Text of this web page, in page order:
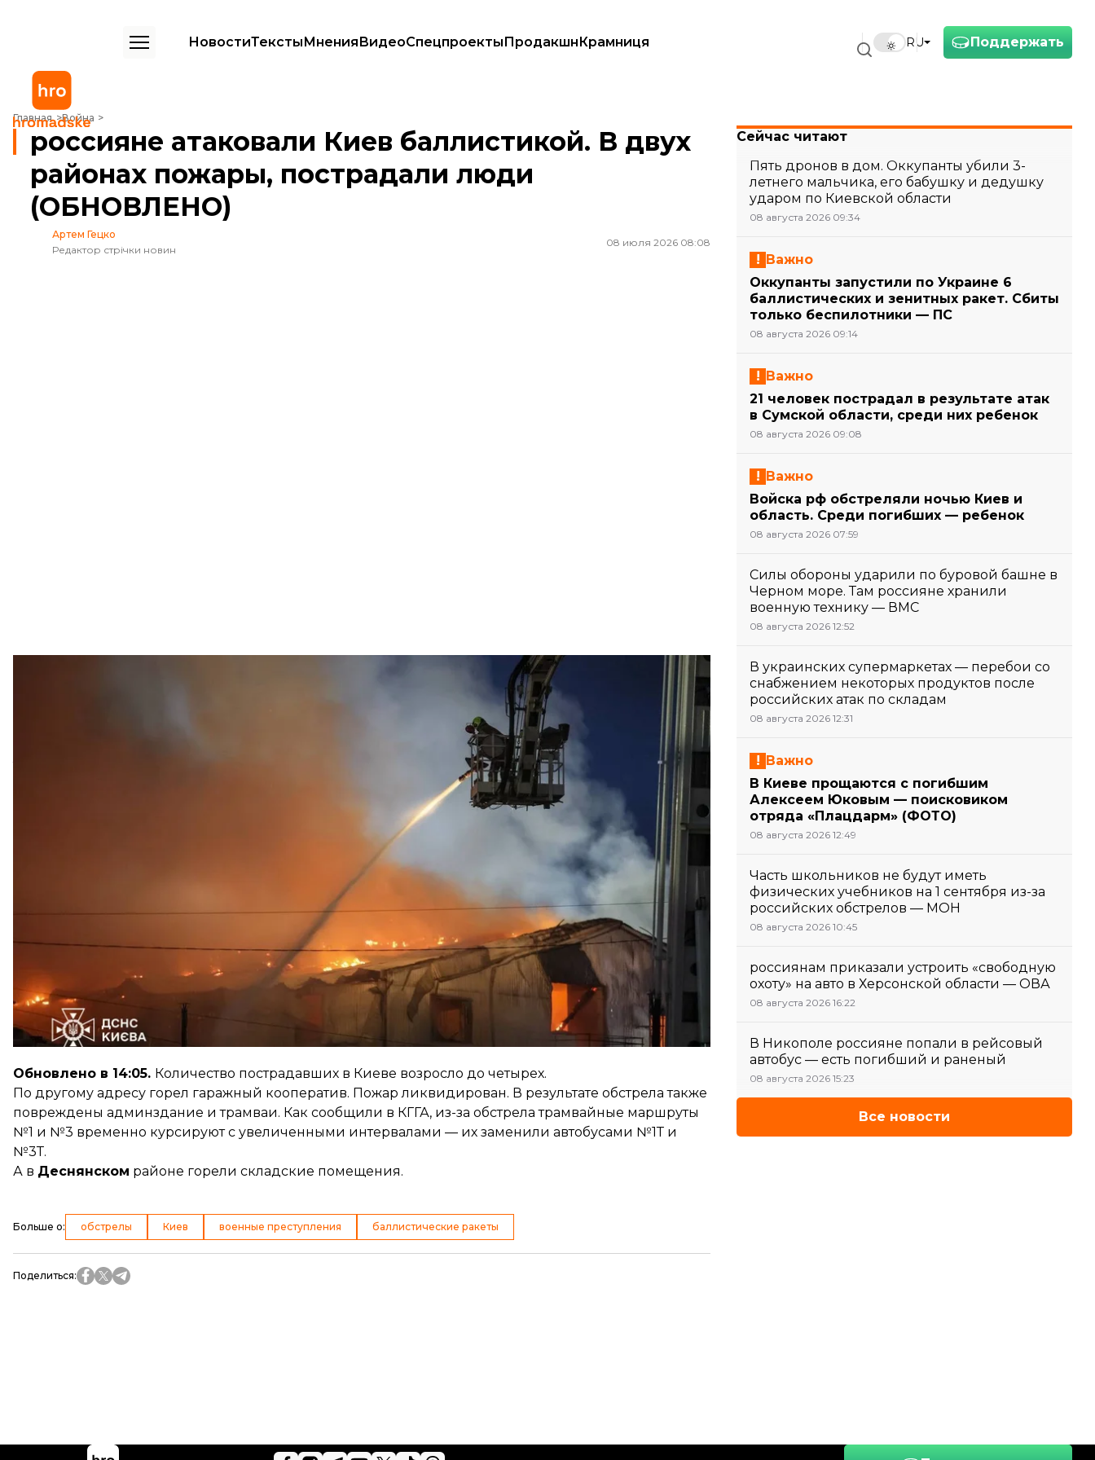
Поддержать
RU
НовостиТекстыМненияВидеоСпецпроектыПродакшнКрамниця
Главная Война
россияне атаковали Киев баллистикой. В двух районах пожары, пострадали люди (ОБНОВЛЕНО)
россияне атаковали Киев баллистикой. В двух
районах пожары, пострадали люди
(ОБНОВЛЕНО)
Артем Гецко
Редактор стрічки новин
08 июля 2026 08:08
Последствия российского ракетного удара по Киеву, 8 июля 2026 года
В ночь на 8 июля российские войска атаковали Киев баллистическими ракетами, в результате чего
районе зафиксировано возгорание в административном здании и складских
помещениях. Здесь пострадали два человека, один из них госпитализирован.
сообщил
, что в результате атаки на Киев
во время тушения пожаров.
Обновлено в 14:05. Количество пострадавших в Киеве возросло до четырех.
По другому адресу горел гаражный кооператив. Пожар ликвидирован. В результате обстрела также
повреждены админздание и трамваи. Как сообщили в КГГА, из-за обстрела трамвайные маршруты
№1 и №3 временно курсируют с увеличенными интервалами — их заменили автобусами №1Т и
№3Т.
А в Деснянском районе горели складские помещения.
Больше о: обстрелы Киев военные преступления баллистические ракеты
Поделиться:
Сейчас читают
Пять дронов в дом. Оккупанты убили 3-
летнего мальчика, его бабушку и дедушку
ударом по Киевской области
08 августа 2026 09:34
Важно
Оккупанты запустили по Украине 6
баллистических и зенитных ракет. Сбиты
только беспилотники — ПС
08 августа 2026 09:14
Важно
21 человек пострадал в результате атак
в Сумской области, среди них ребенок
08 августа 2026 09:08
Важно
Войска рф обстреляли ночью Киев и
область. Среди погибших — ребенок
08 августа 2026 07:59
Силы обороны ударили по буровой башне в
Черном море. Там россияне хранили
военную технику — ВМС
08 августа 2026 12:52
В украинских супермаркетах — перебои со
снабжением некоторых продуктов после
российских атак по складам
08 августа 2026 12:31
Важно
В Киеве прощаются с погибшим
Алексеем Юковым — поисковиком
отряда «Плацдарм» (ФОТО)
08 августа 2026 12:49
Часть школьников не будут иметь
физических учебников на 1 сентября из-за
российских обстрелов — МОН
08 августа 2026 10:45
россиянам приказали устроить «свободную
охоту» на авто в Херсонской области — ОВА
08 августа 2026 16:22
В Никополе россияне попали в рейсовый
автобус — есть погибший и раненый
08 августа 2026 15:23
Все новости